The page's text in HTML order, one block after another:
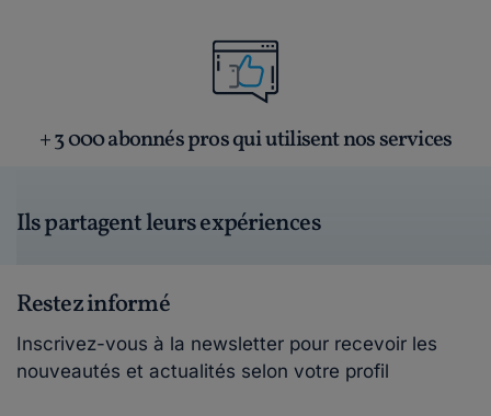
+ 3 000 abonnés pros qui utilisent nos services
Ils partagent leurs expériences
Restez informé
Inscrivez-vous à la newsletter pour recevoir les
nouveautés et actualités selon votre profil